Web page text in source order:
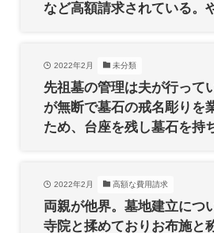
など高額請求されている。
2022年2月 未分類
先祖墓の管理は夫が行って
が無断で墓石の戒名彫りを
ため、台座を残し墓石を持
2022年2月 高額な費用請求
両親が他界。墓地建立につ
寺院と揉めておりお布施と